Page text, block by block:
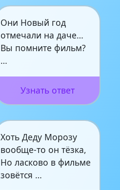
Они Новый год
отмечали на даче…
Вы помните фильм?
…
Узнать ответ
Хоть Деду Морозу
вообще-то он тёзка,
Но ласково в фильме
зовётся …